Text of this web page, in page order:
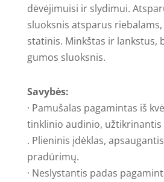
dėvėjimuisi ir slydimui.
sluoksnis atsparus
statinis. Minkštas ir lankstus,
gumos sluoksnis.
Savybės:
· Pamušalas pagamintas iš
tinklinio audinio, užtikrinantis
. Plieninis įdėklas,
pradūrimų.
· Neslystantis padas